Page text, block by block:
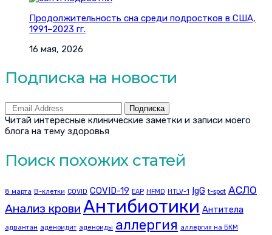
Продолжительность сна среди подростков в США,
1991–2023 гг.
16 мая, 2026
Подписка на новости
Подписка
Читай интересные клинические заметки и записи моего
блога на тему здоровья
Поиск похожих статей
8 марта B-клетки COVID COVID-19 EAP HFMD HTLV-1 IgG t-spot АСЛО
Анализ крови Антибиотики Антитела
адвантан аденоидит аденоиды аллергия аллергия на БКМ